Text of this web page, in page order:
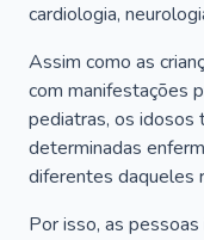
cardiologia,
Assim como as
com manifestações
pediatras, os idosos
determinadas
diferentes daqueles
Por isso, as